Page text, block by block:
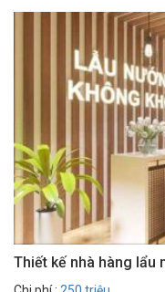
Thiết kế nhà hàng lẩu